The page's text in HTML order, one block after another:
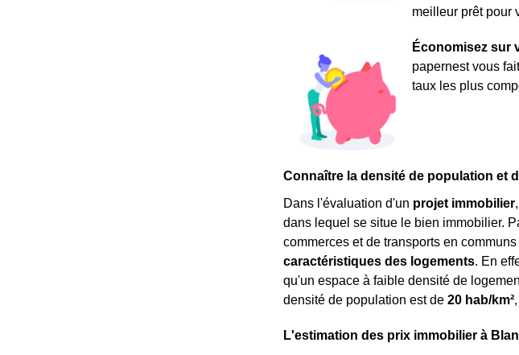
meilleur prêt pour
Économisez sur
papernest vous
taux les plus
Connaître la densité de population et
Dans l'évaluation d'un projet immobilier
dans lequel se situe le bien immobilier.
commerces et de transports en
caractéristiques des logements. En
qu'un espace à faible densité de
densité de population est de 20 hab/km²
L'estimation des prix immobilier à